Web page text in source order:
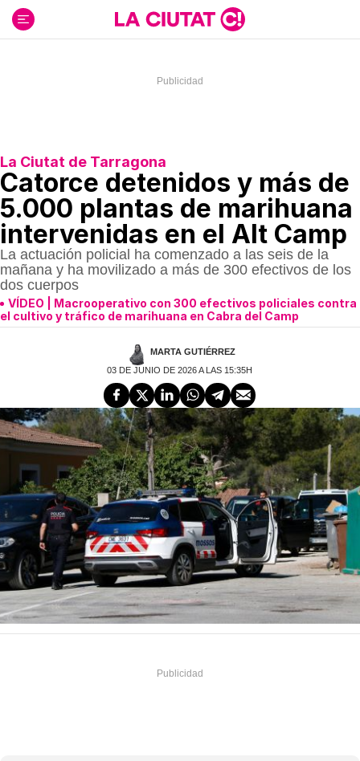
contenido
La Ciutat de Tarragona
Catorce detenidos y más de
5.000 plantas de marihuana
intervenidas en el Alt Camp
La actuación policial ha comenzado a las seis de la
mañana y ha movilizado a más de 300 efectivos de los
dos cuerpos
VÍDEO | Macrooperativo con 300 efectivos policiales contra
el cultivo y tráfico de marihuana en Cabra del Camp
MARTA GUTIÉRREZ
03 DE JUNIO DE 2026 A LAS 15:35H